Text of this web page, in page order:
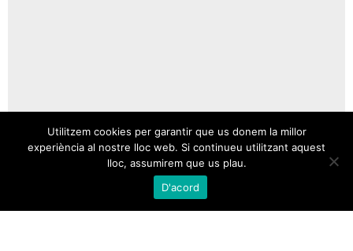
Utilitzem cookies per garantir que us donem la millor
experiència al nostre lloc web. Si continueu utilitzant aquest
lloc, assumirem que us plau.
D'acord